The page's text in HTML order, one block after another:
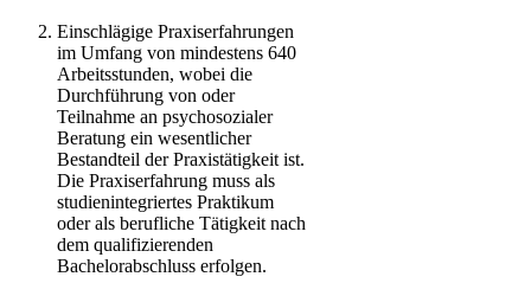
Einschlägige Praxiserfahrungen
im Umfang von mindestens 640
Arbeitsstunden, wobei die
Durchführung von oder
Teilnahme an psychosozialer
Beratung ein wesentlicher
Bestandteil der Praxistätigkeit ist.
Die Praxiserfahrung muss als
studienintegriertes Praktikum
oder als berufliche Tätigkeit nach
dem qualifizierenden
Bachelorabschluss erfolgen.